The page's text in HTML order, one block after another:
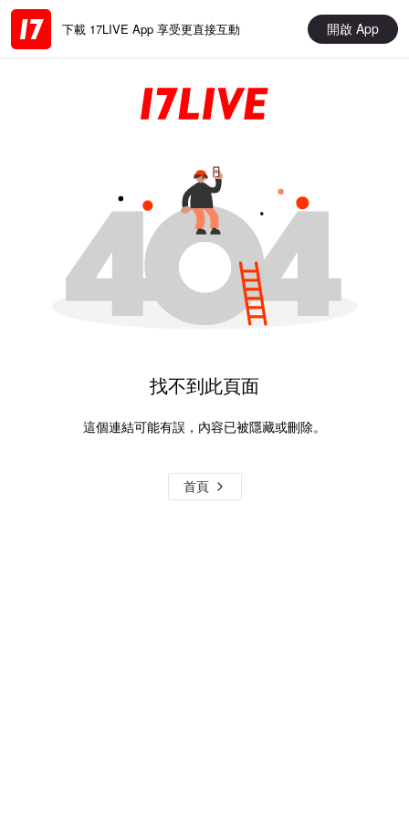
下載 17LIVE App 享受更直接互動 開啟 App
找不到此頁面
這個連結可能有誤，內容已被隱藏或刪除。
首頁